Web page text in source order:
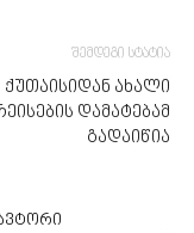
შემდეგი სტატია
ქუთაისიდან ახალი
დამატებამ
გადაიწია